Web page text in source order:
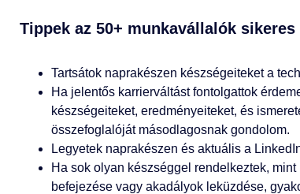
Tippek az 50+ munkavállalók
Tartsátok naprakészen készségeiteket a
Ha jelentős karrierváltást fontolgattok
készségeiteket, eredményeiteket, és
összefoglalóját másodlagosnak gondolom.
Legyetek naprakészen és aktuális a
Ha sok olyan készséggel rendelkeztek,
befejezése vagy akadályok leküzdése,